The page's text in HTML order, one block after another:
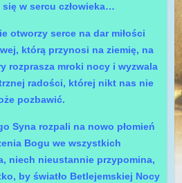
w sercu człowieka…
otworzy serce na dar miłości
którą przynosi na ziemię, na
rozprasza mroki nocy i wyzwala
radości, której nikt nas nie
pozbawić.
Syna rozpali na nowo płomień
Bogu we wszystkich
niech nieustannie przypomina,
by światło Betlejemskiej Nocy